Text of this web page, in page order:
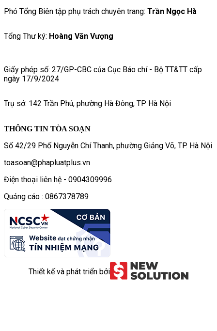
Phó Tổng Biên tập phụ trách chuyên trang: Trần Ngọc Hà
Tổng Thư ký: Hoàng Văn Vượng
Giấy phép số: 27/GP-CBC của Cục Báo chí - Bộ TT&TT cấp
ngày 17/9/2024
Trụ sở: 142 Trần Phú, phường Hà Đông, TP Hà Nội
THÔNG TIN TÒA SOẠN
Số 42/29 Phố Nguyễn Chí Thanh, phường Giảng Võ, TP. Hà Nội
toasoan@phapluatplus.vn
Điện thoại liên hệ - 0904309996
Quảng cáo : 0867378789
Thiết kế và phát triển bởi